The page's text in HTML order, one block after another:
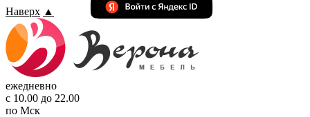
Наверх ▲
ежедневно
с 10.00 до 22.00
по Мск